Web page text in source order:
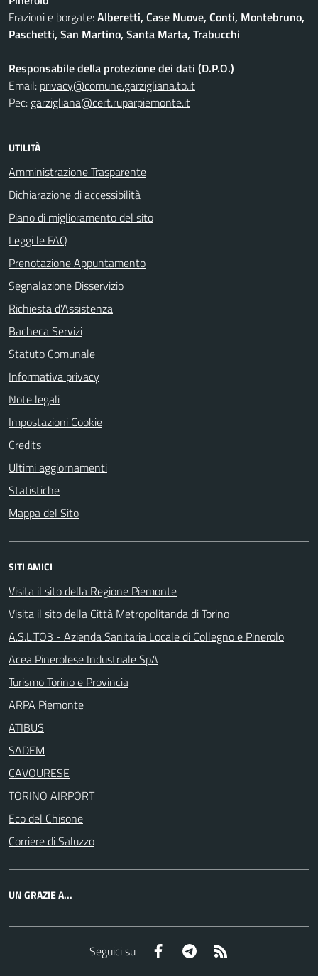
Frazioni e borgate:Alberetti, Case Nuove, Conti, Montebruno,
Paschetti, San Martino, Santa Marta, Trabucchi
Responsabile della protezione dei dati (D.P.O.)
Email: privacy@comune.garzigliana.to.it
Pec: garzigliana@cert.ruparpiemonte.it
UTILITÀ
Amministrazione Trasparente
Dichiarazione di accessibilità
Piano di miglioramento del sito
Leggi le FAQ
Prenotazione Appuntamento
Segnalazione Disservizio
Richiesta d'Assistenza
Bacheca Servizi
Statuto Comunale
Informativa privacy
Note legali
Impostazioni Cookie
Credits
Ultimi aggiornamenti
Statistiche
Mappa del Sito
SITI AMICI
Visita il sito della Regione Piemonte
Visita il sito della Città Metropolitanda di Torino
A.S.L.TO3 - Azienda Sanitaria Locale di Collegno e Pinerolo
Acea Pinerolese Industriale SpA
Turismo Torino e Provincia
ARPA Piemonte
ATIBUS
SADEM
CAVOURESE
TORINO AIRPORT
Eco del Chisone
Corriere di Saluzzo
UN GRAZIE A...
Seguici su Facebook Telegram